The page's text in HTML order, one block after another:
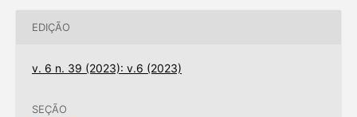
EDIÇÃO
v. 6 n. 39 (2023): v.6 (2023)
SEÇÃO